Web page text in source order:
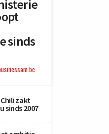
sinds
zakt
sinds 2007